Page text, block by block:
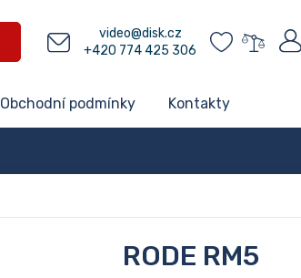
video@disk.cz
+420 774 425 306
Obchodní podmínky Kontakty
RODE RM5